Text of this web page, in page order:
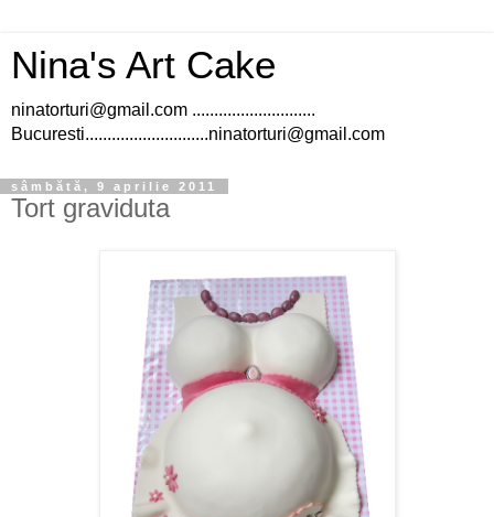
Nina's Art Cake
ninatorturi@gmail.com ............................
Bucuresti............................ninatorturi@gmail.com
sâmbătă, 9 aprilie 2011
Tort graviduta